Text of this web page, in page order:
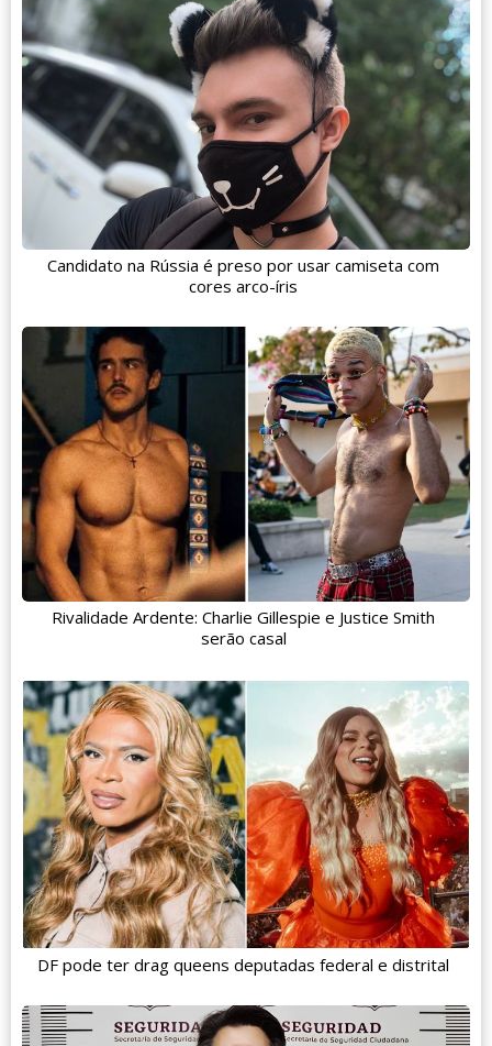
Candidato na Rússia é preso por usar camiseta com
cores arco-íris
Rivalidade Ardente: Charlie Gillespie e Justice Smith
serão casal
DF pode ter drag queens deputadas federal e distrital